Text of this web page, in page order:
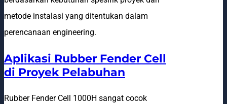
metode instalasi yang ditentukan dalam
perencanaan engineering.
Aplikasi Rubber Fender Cell
di Proyek Pelabuhan
Rubber Fender Cell 1000H sangat cocok